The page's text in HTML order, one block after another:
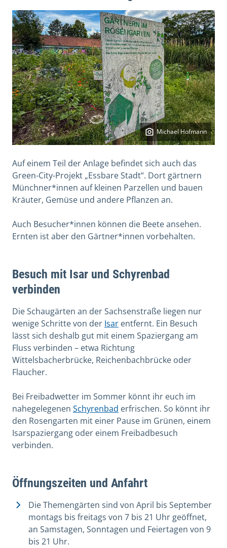
Michael Hofmann
Auf einem Teil der Anlage befindet sich auch das
Green-City-Projekt „Essbare Stadt“. Dort gärtnern
Münchner*innen auf kleinen Parzellen und bauen
Kräuter, Gemüse und andere Pflanzen an.
Auch Besucher*innen können die Beete ansehen.
Ernten ist aber den Gärtner*innen vorbehalten.
Besuch mit Isar und Schyrenbad
verbinden
Die Schaugärten an der Sachsenstraße liegen nur
wenige Schritte von der Isar entfernt. Ein Besuch
lässt sich deshalb gut mit einem Spaziergang am
Fluss verbinden – etwa Richtung
Wittelsbacherbrücke, Reichenbachbrücke oder
Flaucher.
Bei Freibadwetter im Sommer könnt ihr euch im
nahegelegenen Schyrenbad erfrischen. So könnt ihr
den Rosengarten mit einer Pause im Grünen, einem
Isarspaziergang oder einem Freibadbesuch
verbinden.
Öffnungszeiten und Anfahrt
Die Themengärten sind von April bis September
montags bis freitags von 7 bis 21 Uhr geöffnet,
an Samstagen, Sonntagen und Feiertagen von 9
bis 21 Uhr.